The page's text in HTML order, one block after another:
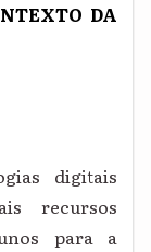
DA
digitais
recursos
para a